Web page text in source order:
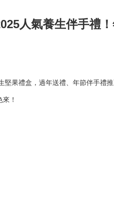
人氣養生伴手禮
堅果禮盒，過年送禮、年節伴手禮
！